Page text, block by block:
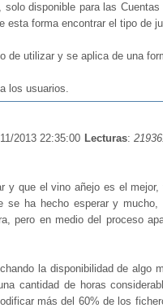
disponible para las
esta forma encontrar el tipo de
de utilizar y se aplica de una
los usuarios.
2013 22:35:00 Lecturas:
y que el vino añejo es el
se ha hecho esperar y
pero en medio del proceso
la disponibilidad de algo
cantidad de horas
más del 60% de los